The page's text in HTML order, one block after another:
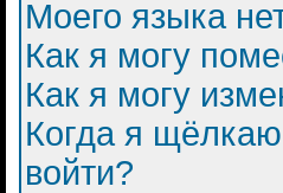
Моего языка
Как я могу
Как я могу
Когда я
войти?